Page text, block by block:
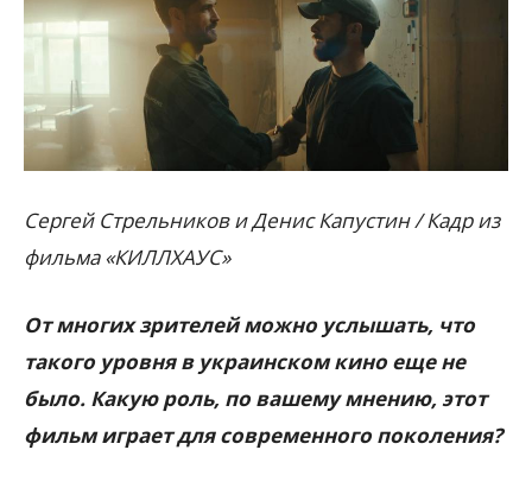
Сергей Стрельников и Денис Капустин / Кадр из
фильма «КИЛЛХАУС»
От многих зрителей можно услышать, что
такого уровня в украинском кино еще не
было. Какую роль, по вашему мнению, этот
фильм играет для современного поколения?